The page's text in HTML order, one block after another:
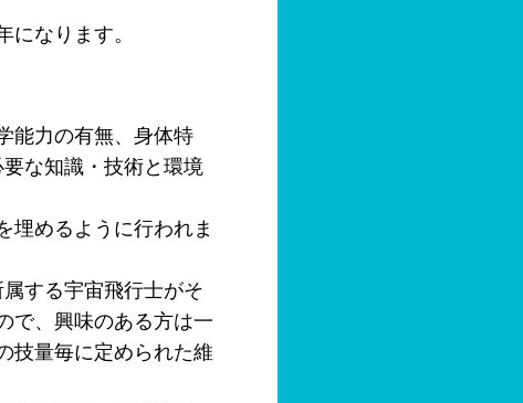
なります。
能力の有無、身体特
な知識・技術と環境
埋めるように行われま
する宇宙飛行士がそ
で、興味のある方は一
技量毎に定められた維